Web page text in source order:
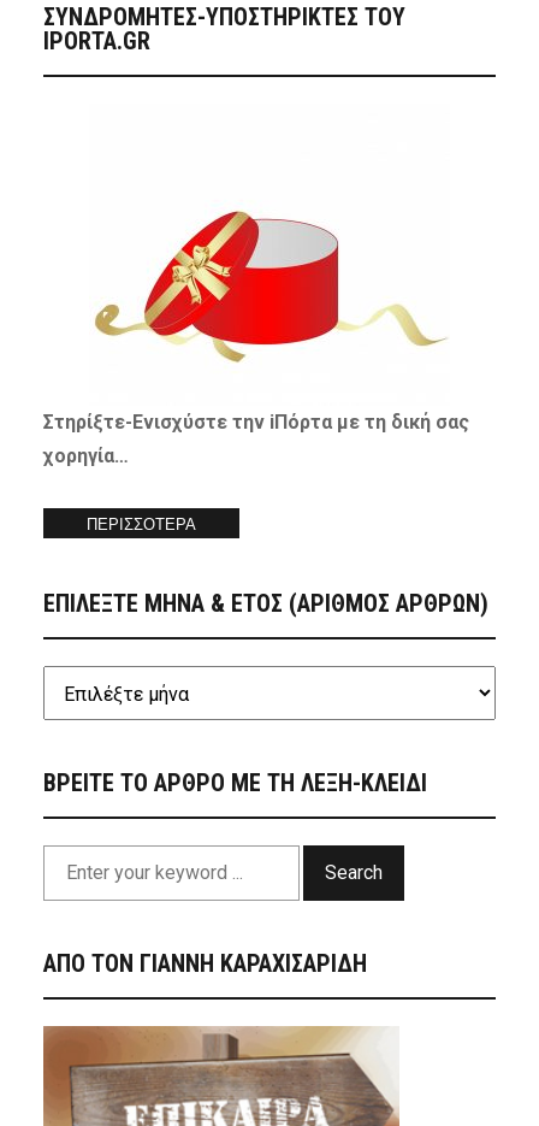
ΣΥΝΔΡΟΜΗΤΈΣ-ΥΠΟΣΤΗΡΙΚΤΈΣ ΤΟΥ
IPORTA.GR
Στηρίξτε-Ενισχύστετην iΠόρτα με τη δική σας
χορηγία…
ΠΕΡΙΣΣΟΤΕΡΑ
ΕΠΙΛΕΞΤΕ ΜΗΝΑ & ΕΤΟΣ (ΑΡΙΘΜΟΣ ΑΡΘΡΩΝ)
ΒΡΕΙΤΕ ΤΟ ΑΡΘΡΟ ΜΕ ΤΗ ΛΕΞΗ-ΚΛΕΙΔΙ
Search
ΑΠΟ ΤΟΝ ΓΙΑΝΝΗ ΚΑΡΑΧΙΣΑΡΙΔΗ